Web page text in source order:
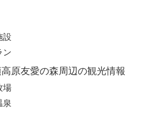
設
ン
原友愛の森周辺の観光情報
場
泉